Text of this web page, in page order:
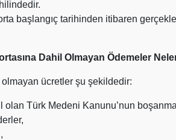
başlangıç tarihinden itibaren
Dahil Olmayan Ödemeler
olmayan ücretler şu şekildedir:
Türk Medeni Kanunu’nun